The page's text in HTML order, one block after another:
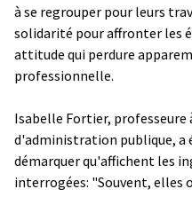
à se regrouper pour leurs
solidarité pour affronter les
attitude qui perdure
professionnelle.
Isabelle Fortier,
d'administration publique, a
démarquer qu'affichent les
interrogées: "Souvent, elles